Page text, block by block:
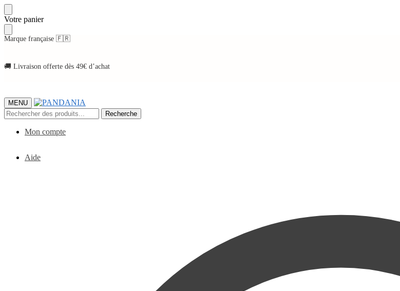
Skip
to
navigation
Skip
to
content
Votre panier
Marque française 🇫🇷
🚚 Livraison offerte dès 49€ d’achat
MENU
Recherche
pour :
Recherche
Mon compte
Aide